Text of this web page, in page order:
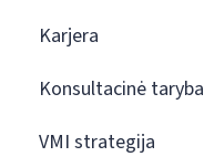
Karjera
Konsultacinė taryba
VMI strategija